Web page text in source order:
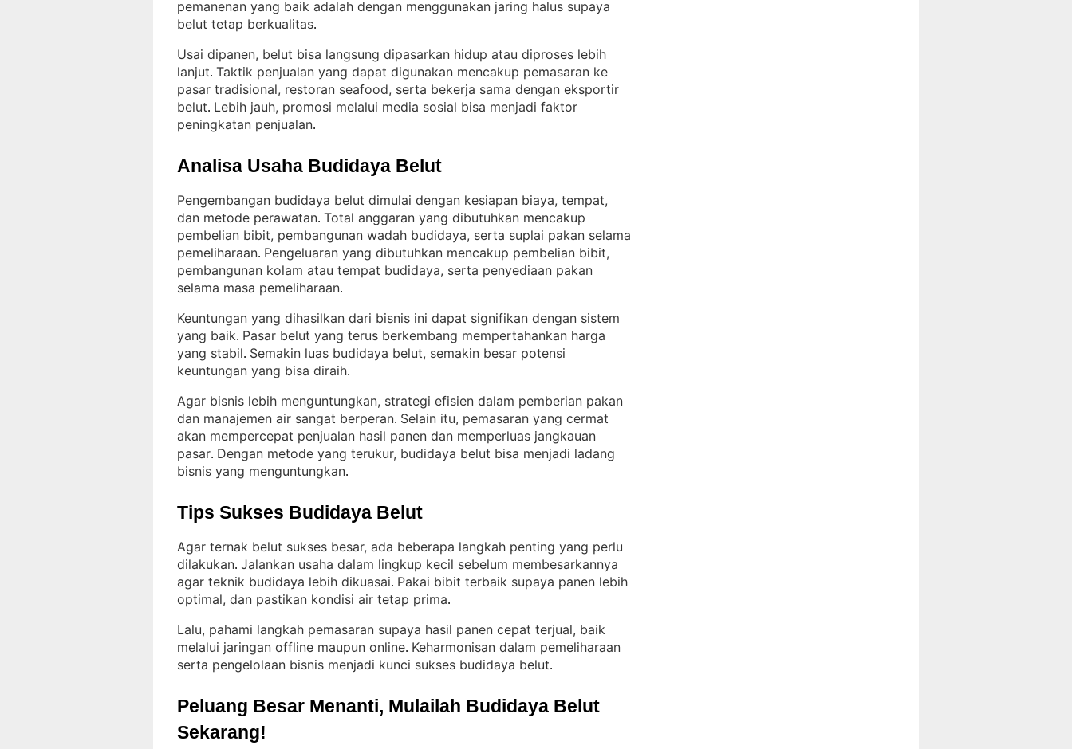
pemanenan yang baik adalah dengan menggunakan jaring halus supaya
belut tetap berkualitas.
Usai dipanen, belut bisa langsung dipasarkan hidup atau diproses lebih
lanjut. Taktik penjualan yang dapat digunakan mencakup pemasaran ke
pasar tradisional, restoran seafood, serta bekerja sama dengan eksportir
belut. Lebih jauh, promosi melalui media sosial bisa menjadi faktor
peningkatan penjualan.
Analisa Usaha Budidaya Belut
Pengembangan budidaya belut dimulai dengan kesiapan biaya, tempat,
dan metode perawatan. Total anggaran yang dibutuhkan mencakup
pembelian bibit, pembangunan wadah budidaya, serta suplai pakan selama
pemeliharaan. Pengeluaran yang dibutuhkan mencakup pembelian bibit,
pembangunan kolam atau tempat budidaya, serta penyediaan pakan
selama masa pemeliharaan.
Keuntungan yang dihasilkan dari bisnis ini dapat signifikan dengan sistem
yang baik. Pasar belut yang terus berkembang mempertahankan harga
yang stabil. Semakin luas budidaya belut, semakin besar potensi
keuntungan yang bisa diraih.
Agar bisnis lebih menguntungkan, strategi efisien dalam pemberian pakan
dan manajemen air sangat berperan. Selain itu, pemasaran yang cermat
akan mempercepat penjualan hasil panen dan memperluas jangkauan
pasar. Dengan metode yang terukur, budidaya belut bisa menjadi ladang
bisnis yang menguntungkan.
Tips Sukses Budidaya Belut
Agar ternak belut sukses besar, ada beberapa langkah penting yang perlu
dilakukan. Jalankan usaha dalam lingkup kecil sebelum membesarkannya
agar teknik budidaya lebih dikuasai. Pakai bibit terbaik supaya panen lebih
optimal, dan pastikan kondisi air tetap prima.
Lalu, pahami langkah pemasaran supaya hasil panen cepat terjual, baik
melalui jaringan offline maupun online. Keharmonisan dalam pemeliharaan
serta pengelolaan bisnis menjadi kunci sukses budidaya belut.
Peluang Besar Menanti, Mulailah Budidaya Belut
Sekarang!